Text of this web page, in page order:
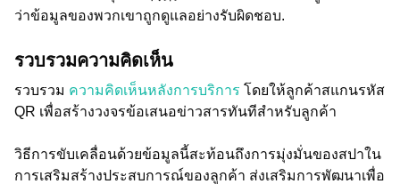
ว่าข้อมูลของพวกเขาถูกดูแลอย่างรับผิดชอบ.
รวบรวมความคิดเห็น
รวบรวม ความคิดเห็นหลังการบริการ โดยให้ลูกค้าสแกนรหัส
QR เพื่อสร้างวงจรข้อเสนอข่าวสารทันทีสำหรับลูกค้า
วิธีการขับเคลื่อนด้วยข้อมูลนี้สะท้อนถึงการมุ่งมั่นของสปาใน
การเสริมสร้างประสบการณ์ของลูกค้า ส่งเสริมการพัฒนาเพื่อ